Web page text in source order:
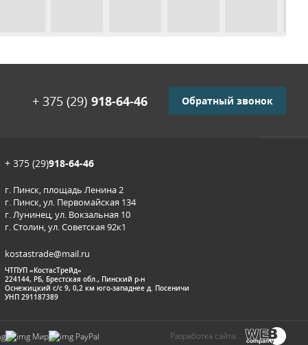
+ 375 (29) 918-64-46 Обратный звонок
+ 375 (29)918-64-46
г. Пинск, площадь Ленина 2
г. Пинск, ул. Первомайская 134
г. Лунинец, ул. Вокзальная 10
г. Столин, ул. Советская 92к1
kostastrade@mail.ru
ЧТПУП «КостасТрейд»
224144, РБ, Брестская обл., Пинский р-н
Оснежицкий с/с 9, 0,2 км юго-западнее д. Посеничи
УНП 291187389
Разработка сайта: